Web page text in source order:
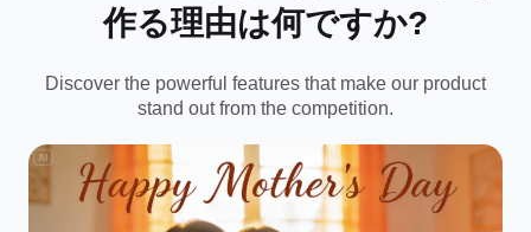
作る理由は何ですか?
Discover the powerful features that make our product
stand out from the competition.